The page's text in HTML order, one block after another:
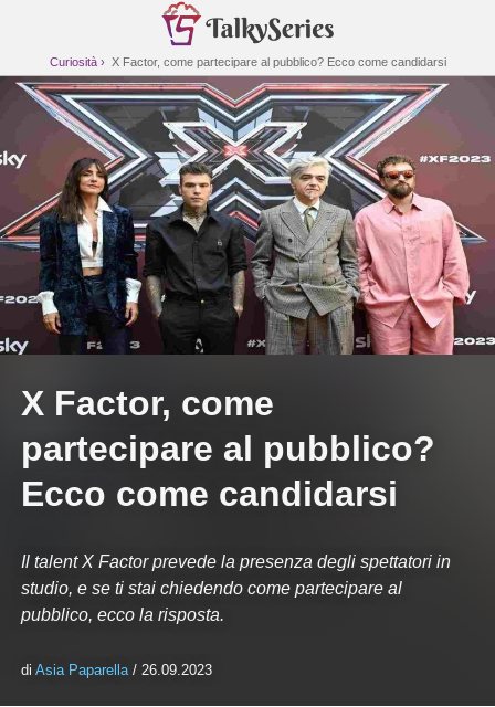
Curiosità X Factor, come partecipare al pubblico? Ecco come candidarsi
X Factor, come
partecipare al pubblico?
Ecco come candidarsi
Il talent X Factor prevede la presenza degli spettatori in
studio, e se ti stai chiedendo come partecipare al
pubblico, ecco la risposta.
diAsia Paparella/ 26.09.2023